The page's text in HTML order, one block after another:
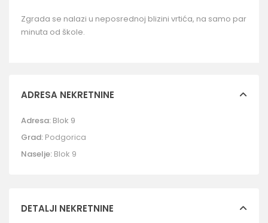
Zgrada se nalazi u neposrednoj blizini vrtića, na samo par
minuta od škole.
ADRESA NEKRETNINE
Adresa: Blok 9
Grad: Podgorica
Naselje: Blok 9
DETALJI NEKRETNINE